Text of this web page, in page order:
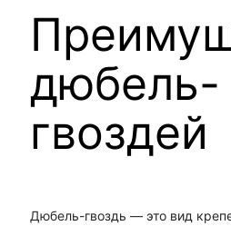
дюбель-
гвоздей
Дюбель-гвоздь — это вид